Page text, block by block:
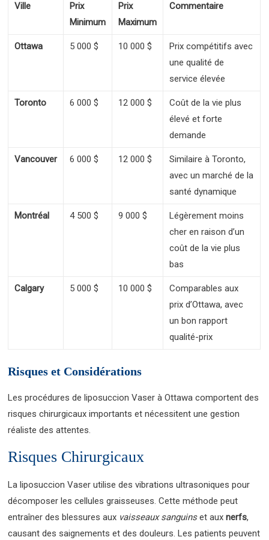
Ville
Prix
Minimum
Prix
Maximum
Commentaire
Ottawa 5 000 $ 10 000 $
Prix compétitifs avec
une qualité de
service élevée
Toronto 6 000 $ 12 000 $
Coût de la vie plus
élevé et forte
demande
Vancouver 6 000 $ 12 000 $
Similaire à Toronto,
avec un marché de la
santé dynamique
Montréal 4 500 $ 9 000 $
Légèrement moins
cher en raison d’un
coût de la vie plus
bas
Calgary 5 000 $ 10 000 $
Comparables aux
prix d’Ottawa, avec
un bon rapport
qualité-prix
Risques et Considérations
Les procédures de liposuccion Vaser à Ottawa comportent des
risques chirurgicaux importants et nécessitent une gestion
réaliste des attentes.
Risques Chirurgicaux
La liposuccion Vaser utilise des vibrations ultrasoniques pour
décomposer les cellules graisseuses. Cette méthode peut
entraîner des blessures aux vaisseaux sanguinset auxnerfs,
causant des saignements et des douleurs. Les patients peuvent